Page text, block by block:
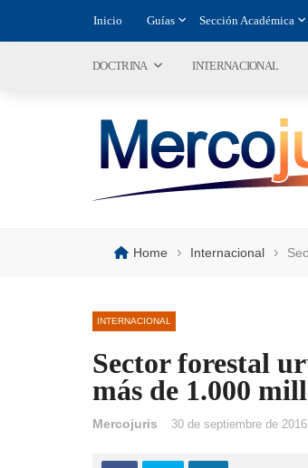
Inicio Guías Sección Académica
DOCTRINA INTERNACIONAL
Home › Internacional ›
INTERNACIONAL
Sector forestal
más de 1.000
Mercojuris 30 de septiembre de 2016